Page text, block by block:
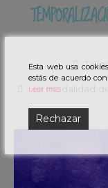
La modalidad
Esta web usa
estás de acuerdo
Leer más
Rechazar